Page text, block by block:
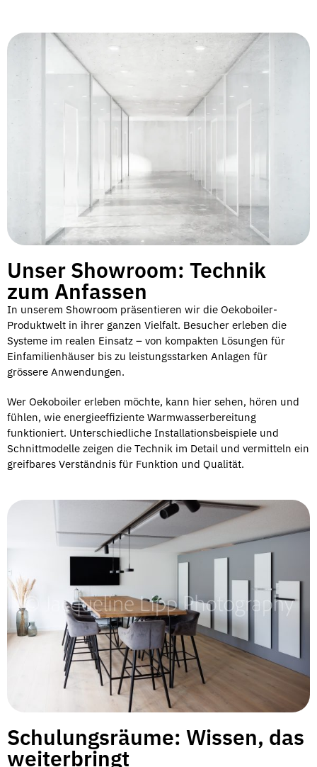
Unser Showroom: Technik
zum Anfassen
In unserem Showroom präsentieren wir die Oekoboiler-
Produktwelt in ihrer ganzen Vielfalt. Besucher erleben die
Systeme im realen Einsatz – von kompakten Lösungen für
Einfamilienhäuser bis zu leistungsstarken Anlagen für
grössere Anwendungen.
Wer Oekoboiler erleben möchte, kann hier sehen, hören und
fühlen, wie energieeffiziente Warmwasserbereitung
funktioniert. Unterschiedliche Installationsbeispiele und
Schnittmodelle zeigen die Technik im Detail und vermitteln ein
greifbares Verständnis für Funktion und Qualität.
Schulungsräume: Wissen, das
weiterbringt